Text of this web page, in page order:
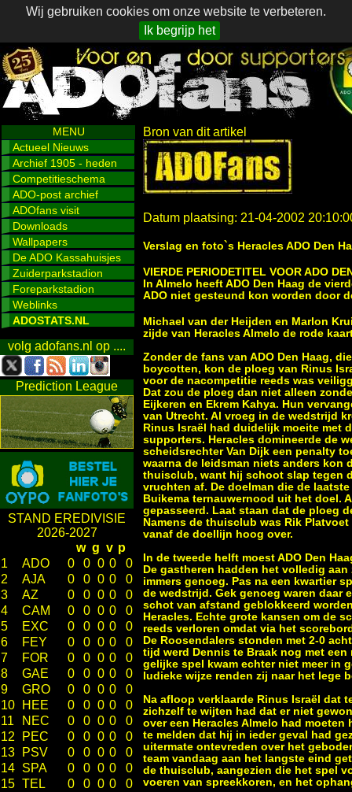
Wij gebruiken cookies om onze website te verbeteren.
Ik begrijp het
MENU
Actueel Nieuws
Archief 1905 - heden
Competitieschema
ADO-post archief
ADOfans visit
Downloads
Wallpapers
De ADO Kassahuisjes
Zuiderparkstadion
Foreparkstadion
Weblinks
ADOSTATS.NL
volg adofans.nl op ....
Prediction League
STAND EREDIVISIE
2026-2027
w g v p
1
ADO 0 0 0 0
0
2
AJA 0 0 0 0
0
3
AZ 0 0 0 0
0
4
CAM 0 0 0 0
0
5
EXC 0 0 0 0
0
6
FEY 0 0 0 0
0
7
FOR 0 0 0 0
0
8
GAE 0 0 0 0
0
9
GRO 0 0 0 0
0
10
HEE 0 0 0 0
0
11
NEC 0 0 0 0
0
12
PEC 0 0 0 0
0
13
PSV 0 0 0 0
0
14 SPA 0 0 0 0
0
15 TEL 0 0 0 0
0
Bron van dit artikel
Datum plaatsing: 21-04-2002
Verslag en foto`s Heracles ADO Den
VIERDE PERIODETITEL VOOR ADO
In Almelo heeft ADO Den Haag de
ADO niet gesteund kon worden door
Michael van der Heijden en Marlon
zijde van Heracles Almelo de rode
Zonder de fans van ADO Den Haag,
boycotten, kon de ploeg van Rinus
voor de nacompetitie reeds was
Dat zou de ploeg dan niet alleen
Eijkeren en Ekrem Kahya. Hun
van Utrecht. Al vroeg in de wedstrijd
Rinus Israël had duidelijk moeite met
supporters. Heracles domineerde de
scheidsrechter Van Dijk een penalty
waarna de leidsman niets anders kon
thuisclub, want hij schoot slap tegen
vruchten af. De doelman die de
Buikema ternauwernood uit het doel.
gepasseerd. Laat staan dat de ploeg
Namens de thuisclub was Rik
vanaf de doellijn hoog over.
In de tweede helft moest ADO Den
De gastheren hadden het volledig
immers genoeg. Pas na een kwartier
de wedstrijd. Gek genoeg waren daar
schot van afstand geblokkeerd
Heracles. Echte grote kansen om de
reeds verloren omdat via het
De Roosendalers stonden met 2-0
tijd werd Dennis te Braak nog met
gelijke spel kwam echter niet meer in
ludieke wijze renden zij naar het lege
Na afloop verklaarde Rinus Israël dat
zichzelf te wijten had dat er niet
over een Heracles Almelo had
te melden dat hij in ieder geval had
uitermate ontevreden over het
team vandaag aan het langste eind
de thuisclub, aangezien die het spel
voeren van spreekkoren, en het